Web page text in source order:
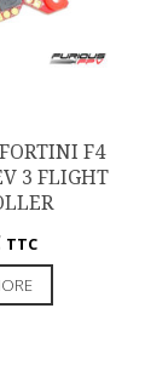
F4
3 FLIGHT
TTC